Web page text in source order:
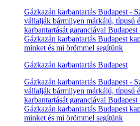
Gázkazán karbantartás Budapest -
vállalják bármilyen márkájú, típusú
karbantartását garanciával
Gázkazán karbantartás Budapest
minket és mi örömmel segítünk
Gázkazán karbantartás Budapest
Gázkazán karbantartás Budapest -
vállalják bármilyen márkájú, típusú
karbantartását garanciával
Gázkazán karbantartás Budapest
minket és mi örömmel segítünk